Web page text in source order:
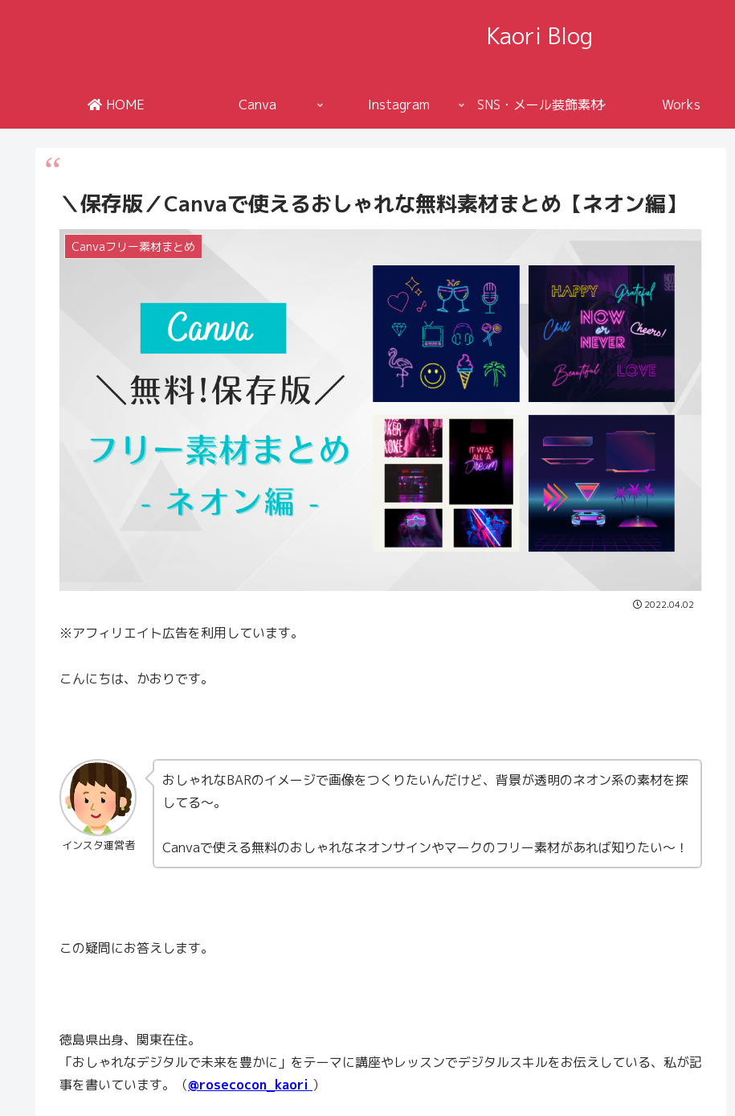
Kaori Blog
HOME Canva Instagram SNS・メール装飾素材 Works
＼保存版／Canvaで使えるおしゃれな無料素材まとめ【ネオン編】
Canvaフリー素材まとめ
2022.04.02
※アフィリエイト広告を利用しています。
こんにちは、かおりです。
インスタ運営者
おしゃれなBARのイメージで画像をつくりたいんだけど、背景が透明のネオン系の素材を探
してる〜。
Canvaで使える無料のおしゃれなネオンサインやマークのフリー素材があれば知りたい〜！
この疑問にお答えします。
徳島県出身、関東在住。
「おしゃれなデジタルで未来を豊かに」をテーマに講座やレッスンでデジタルスキルをお伝えしている、私が記
事を書いています。（@rosecocon_kaori ）